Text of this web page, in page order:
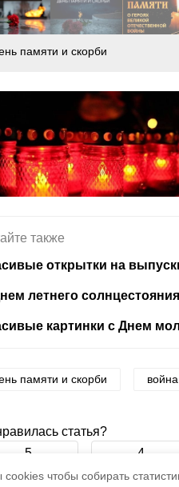
чтобы собирать
памяти и скорби
также
открытки на
летнего
картинки с Днем
памяти и скорби война
статья?
5 4